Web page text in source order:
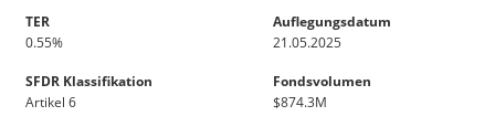
TER
0.55%
Auflegungsdatum
21.05.2025
SFDR Klassifikation
Artikel 6
Fondsvolumen
$874.3M